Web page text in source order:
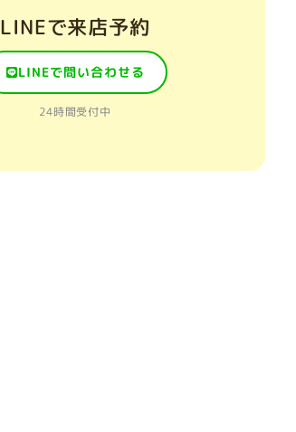
LINEで来店予約
LINEで問い合わせる
24時間受付中